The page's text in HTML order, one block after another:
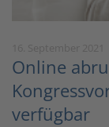
Online
verfügbar